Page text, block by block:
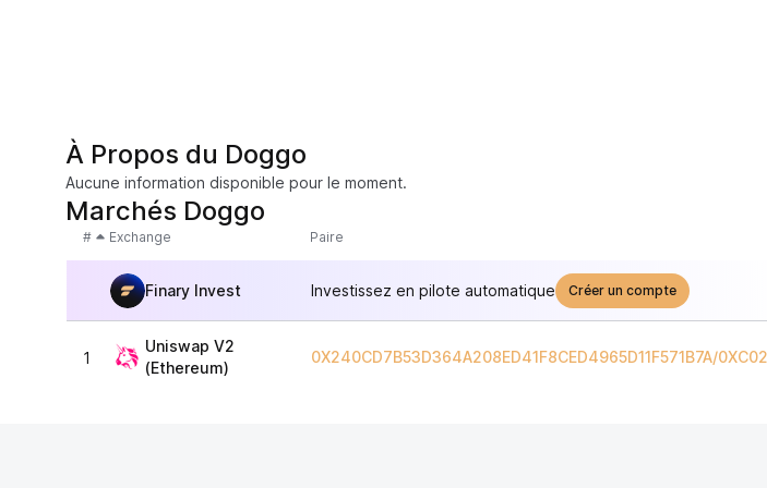
À Propos du Doggo
Aucune information disponible pour le moment.
Marchés Doggo
# Exchange Paire
Finary Invest Investissez en pilote automatique Créer un compte
1
Uniswap V2
(Ethereum)
0X240CD7B53D364A208ED41F8CED4965D11F571B7A/